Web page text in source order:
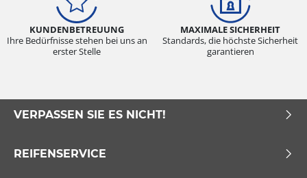
KUNDENBETREUUNG
Ihre Bedürfnisse stehen bei uns an
erster Stelle
MAXIMALE SICHERHEIT
Standards, die höchste Sicherheit
garantieren
VERPASSEN SIE ES NICHT!
REIFENSERVICE